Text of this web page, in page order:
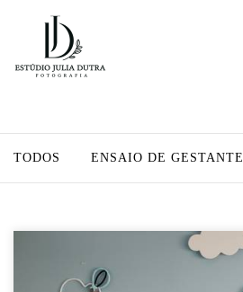
TODOS ENSAIO DE GESTANTE